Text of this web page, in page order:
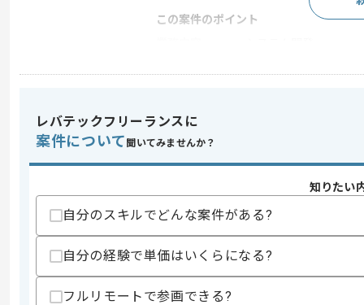
この案件のポイント
スキル
求めるスキル
・WhatsAppの知見
上記に似た経験やスキルをお持ちであれば申
レバテックフリーランスに
案件について 聞いてみませんか？
知りたい
自分のスキルでどんな案件がある?
自分の経験で単価はいくらになる?
フルリモートで参画できる?